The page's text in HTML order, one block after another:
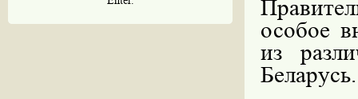
особое
из
Беларусь.